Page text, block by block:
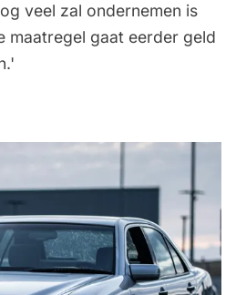
veel zal ondernemen is
maatregel gaat eerder geld